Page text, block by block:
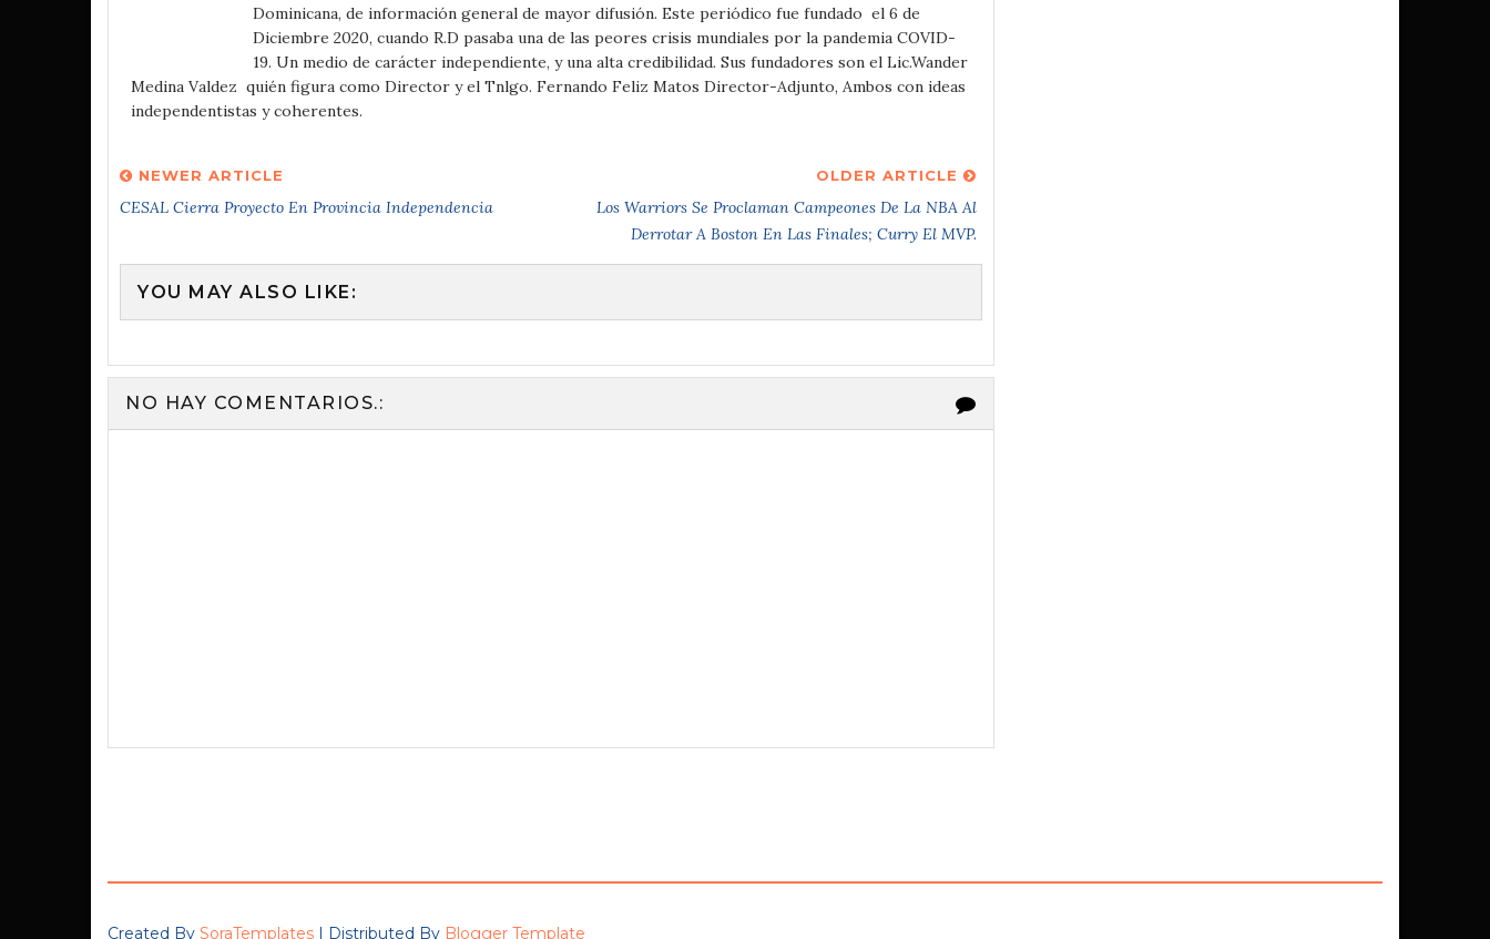
Dominicana, de información general de mayor difusión. Este periódico fue fundado el 6 de
Diciembre 2020, cuando R.D pasaba una de las peores crisis mundiales por la pandemia COVID-
19. Un medio de carácter independiente, y una alta credibilidad. Sus fundadores son el Lic.Wander
Medina Valdez quién figura como Director y el Tnlgo. Fernando Feliz Matos Director-Adjunto, Ambos con ideas
independentistas y coherentes.
NEWER ARTICLE
CESAL Cierra Proyecto En Provincia Independencia
OLDER ARTICLE
Los Warriors Se Proclaman Campeones De La NBA Al
Derrotar A Boston En Las Finales; Curry El MVP.
YOU MAY ALSO LIKE:
NO HAY COMENTARIOS.:
Created By SoraTemplates | Distributed By Blogger Template